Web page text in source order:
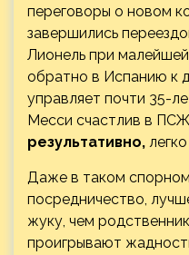
переговоры о новом
завершились
Лионель при
обратно в Испанию к
управляет почти 35-
Месси счастлив в
результативно,
Даже в таком
посредничество,
жуку, чем
проигрывают